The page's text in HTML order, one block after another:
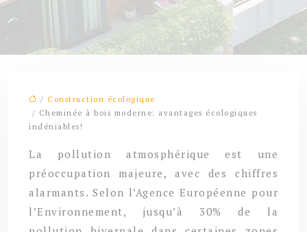
/ Construction écologique
/ Cheminée à bois moderne: avantages écologiques
indéniables!
La pollution atmosphérique est une
préoccupation majeure, avec des chiffres
alarmants. Selon l’Agence Européenne pour
l’Environnement, jusqu’à 30% de la